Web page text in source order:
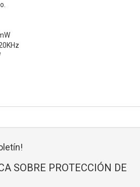
SOBRE PROTECCIÓN DE